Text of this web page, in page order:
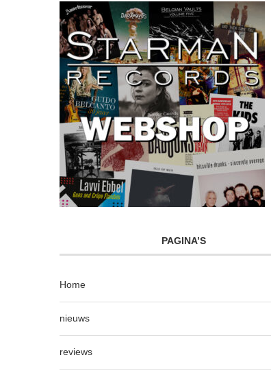
PAGINA’S
Home
nieuws
reviews